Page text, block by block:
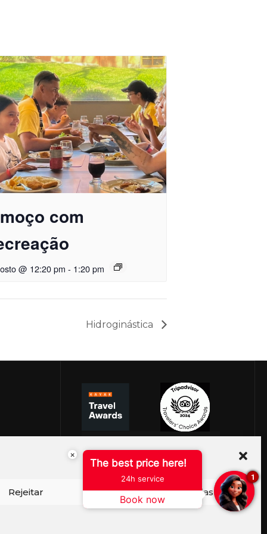
Rejeitar Ver preferências
com
@ 12:20 pm - 1:20 pm
Hidroginástica
×
The best price here!
24h service
Book now
1